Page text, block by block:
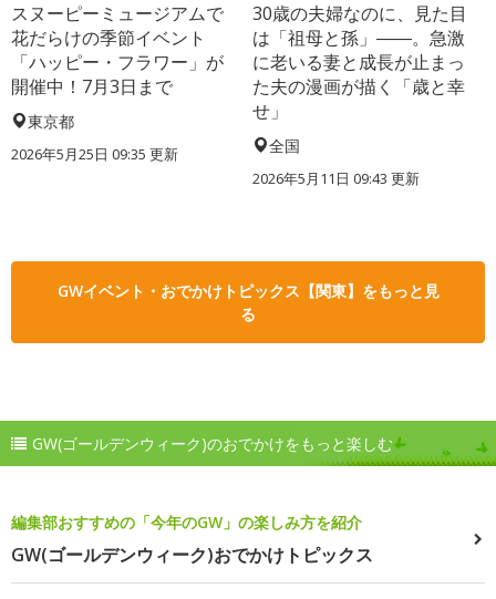
スヌーピーミュージアムで
花だらけの季節イベント
「ハッピー・フラワー」が
開催中！7月3日まで
東京都
2026年5月25日 09:35 更新
30歳の夫婦なのに、見た目
は「祖母と孫」――。急激
に老いる妻と成長が止まっ
た夫の漫画が描く「歳と幸
せ」
全国
2026年5月11日 09:43 更新
GWイベント・おでかけトピックス【関東】をもっと見
る
GW(ゴールデンウィーク)のおでかけをもっと楽しむ
編集部おすすめの「今年のGW」の楽しみ方を紹介
GW(ゴールデンウィーク)おでかけトピックス